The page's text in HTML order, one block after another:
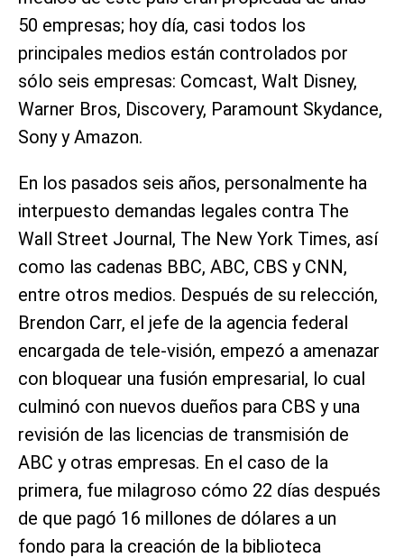
50 empresas; hoy día, casi todos los
principales medios están controlados por
sólo seis empresas: Comcast, Walt Disney,
Warner Bros, Discovery, Paramount Skydance,
Sony y Amazon.
En los pasados seis años, personalmente ha
interpuesto demandas legales contra The
Wall Street Journal, The New York Times, así
como las cadenas BBC, ABC, CBS y CNN,
entre otros medios. Después de su relección,
Brendon Carr, el jefe de la agencia federal
encargada de tele-visión, empezó a amenazar
con bloquear una fusión empresarial, lo cual
culminó con nuevos dueños para CBS y una
revisión de las licencias de transmisión de
ABC y otras empresas. En el caso de la
primera, fue milagroso cómo 22 días después
de que pagó 16 millones de dólares a un
fondo para la creación de la biblioteca